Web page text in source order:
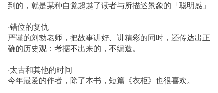
到的，就是某种自觉超越了读者与所描述景象的「聪明感」
·错位的复仇
严谨的刘勃老师，把故事讲好、讲精彩的同时，还传达出正
确的历史观：考据不出来的，不编造。
·太古和其他的时间
今年最爱的作者，除了本书，短篇《衣柜》也很喜欢。